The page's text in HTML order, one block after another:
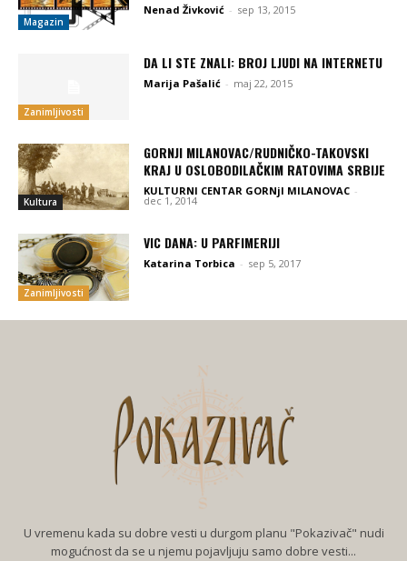
Magazin
Nenad Živković - sep 13, 2015
Zanimljivosti
DA LI STE ZNALI: BROJ LJUDI NA INTERNETU
Marija Pašalić - maj 22, 2015
Kultura
GORNJI MILANOVAC/RUDNIČKO-TAKOVSKI
KRAJ U OSLOBODILAČKIM RATOVIMA SRBIJE
KULTURNI CENTAR GORNjI MILANOVAC -
dec 1, 2014
Zanimljivosti
VIC DANA: U PARFIMERIJI
Katarina Torbica - sep 5, 2017
U vremenu kada su dobre vesti u durgom planu "Pokazivač" nudi
mogućnost da se u njemu pojavljuju samo dobre vesti...